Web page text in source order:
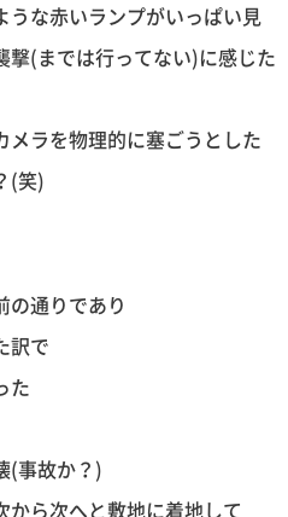
うな赤いランプがいっぱい見
撃(までは行ってない)に感じた
メラを物理的に塞ごうとした
(笑)
の通りであり
訳で
た
(事故か？)
ら次へと敷地に着地して